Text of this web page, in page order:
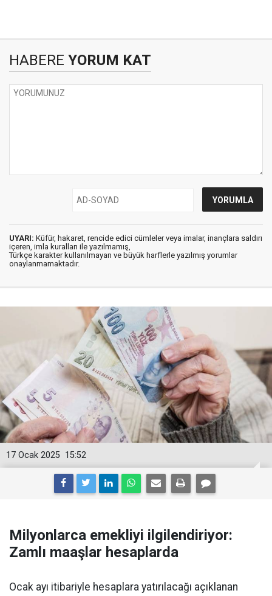
HABERE YORUM KAT
UYARI: Küfür, hakaret, rencide edici cümleler veya imalar, inançlara saldırı
içeren, imla kuralları ile yazılmamış,
Türkçe karakter kullanılmayan ve büyük harflerle yazılmış yorumlar
onaylanmamaktadır.
15:52
17 Ocak 2025
Milyonlarca emekliyi ilgilendiriyor:
Zamlı maaşlar hesaplarda
Ocak ayı itibariyle hesaplara yatırılacağı açıklanan